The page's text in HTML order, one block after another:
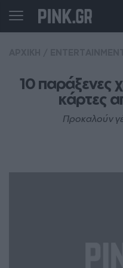
10 παράξενες
κάρτες
Προκαλούν